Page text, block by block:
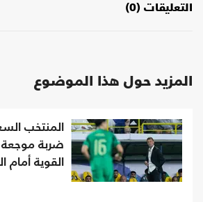
التعليقات (0)
المزيد حول هذا الموضوع
المنتخب
ضربة موجعة
القوية أمام